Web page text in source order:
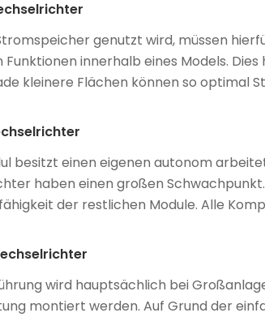
genutzt wird, müssen
innerhalb eines Models.
kleinere Flächen können so optimal
besitzt einen eigenen autonom
haben einen großen
der restlichen Module. Alle
wird hauptsächlich bei
montiert werden. Auf Grund der